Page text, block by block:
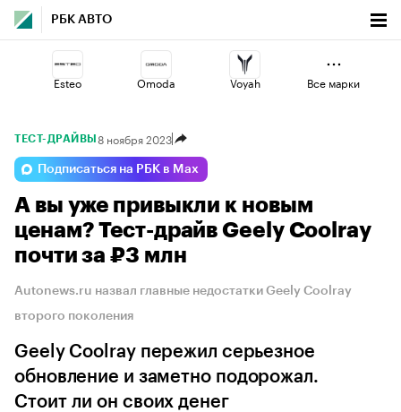
РБК АВТО
Esteo Omoda Voyah
Changan Volga
Haval Jaecoo Lada
Все марки
ТЕСТ-ДРАЙВЫ 8 ноября 2023
Подписаться на РБК в Max
А вы уже привыкли к новым
ценам? Тест-драйв Geely Coolray
почти за ₽3 млн
Autonews.ru назвал главные недостатки Geely Coolray
второго поколения
Geely Coolray пережил серьезное
обновление и заметно подорожал.
Стоит ли он своих денег